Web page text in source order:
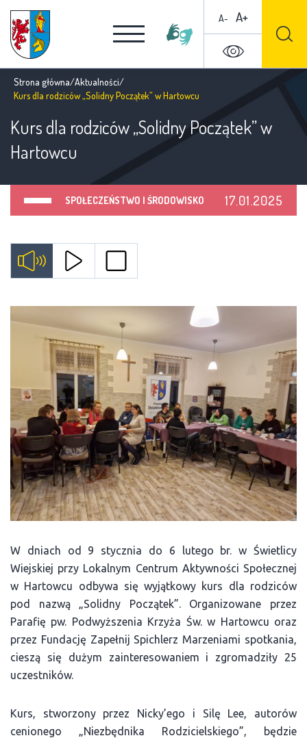
A- A+
Strona główna/Aktualności/
Kurs dla rodziców „Solidny Początek” w Hartowcu
Kurs dla rodziców „Solidny Początek” w
Hartowcu
SPOŁECZEŃSTWO I ŚRODOWISKO 17.01.2025
W dniach od 9 stycznia do 6 lutego br. w Świetlicy
Wiejskiej przy Lokalnym Centrum Aktywności Społecznej
w Hartowcu odbywa się wyjątkowy kurs dla rodziców
pod nazwą „Solidny Początek”. Organizowane przez
Parafię pw. Podwyższenia Krzyża Św. w Hartowcu oraz
przez Fundację Zapełnij Spichlerz Marzeniami spotkania,
cieszą się dużym zainteresowaniem i zgromadziły 25
uczestników.
Kurs, stworzony przez Nicky’ego i Silę Lee, autorów
cenionego „Niezbędnika Rodzicielskiego”, będzie